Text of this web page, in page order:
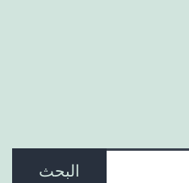
البحث